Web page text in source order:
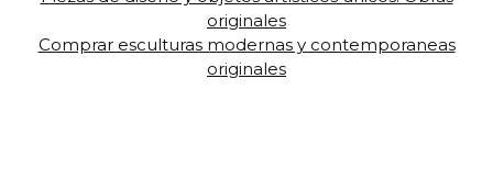
originales
Comprar esculturas modernas y contemporaneas
originales